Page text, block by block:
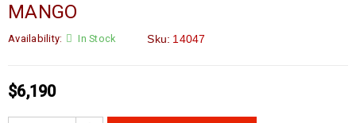
MANGO
Availability: In Stock Sku: 14047
$6,190